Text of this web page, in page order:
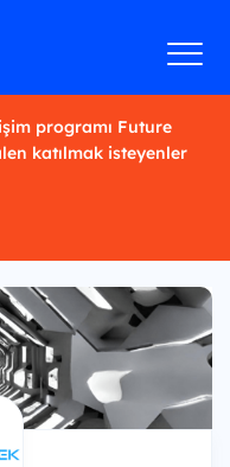
programı Future
katılmak isteyenler